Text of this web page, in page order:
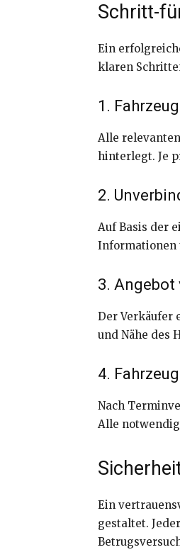
Schritt-
Ein
klaren
1.
Alle
hinterlegt. Je
2.
Auf Basis der
Informationen
3. Angebot
Der Verkäufer
und Nähe des
4.
Nach
Alle
Ein
gestaltet.